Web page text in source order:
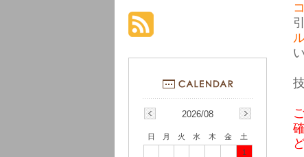
2026/08
日 月 火 水 木 金
土
1